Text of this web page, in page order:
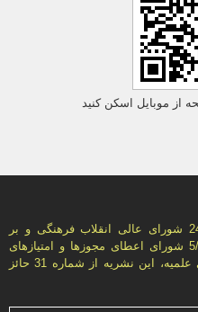
از موبایل اسکن کنید
به استناد ماده واحده مصوب 24/6/1387 شورای عالی انقلاب فرهنگی و بر
اساس نامه شماره 3776 مورخ 5/5/1393 شورای اعطای مجوزها و امتيازهای
علمی وابسته به شورای عالی حوزه‌های علميه، اين نشريه از شماره 31 حائز